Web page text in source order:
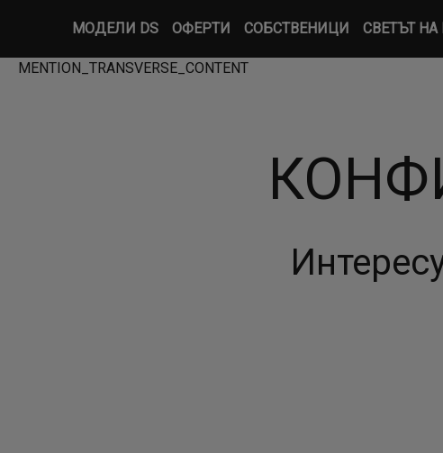
МОДЕЛИ DS ОФЕРТИ СОБСТВЕНИЦИ СВЕТЪТ НА
MENTION_TRANSVERSE_CONTENT